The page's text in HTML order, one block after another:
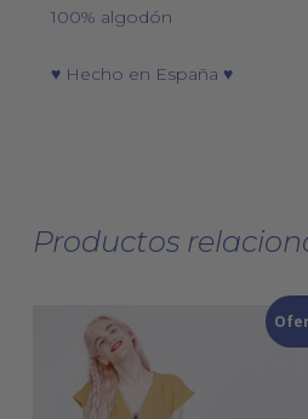
100% algodón
♥ Hecho en España ♥
Productos